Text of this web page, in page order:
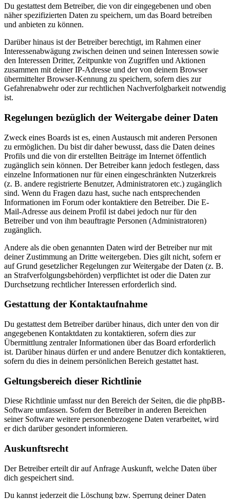
Du gestattest dem Betreiber, die von dir eingegebenen und oben
näher spezifizierten Daten zu speichern, um das Board betreiben
und anbieten zu können.
Darüber hinaus ist der Betreiber berechtigt, im Rahmen einer
Interessenabwägung zwischen deinen und seinen Interessen sowie
den Interessen Dritter, Zeitpunkte von Zugriffen und Aktionen
zusammen mit deiner IP-Adresse und der von deinem Browser
übermittelter Browser-Kennung zu speichern, sofern dies zur
Gefahrenabwehr oder zur rechtlichen Nachverfolgbarkeit notwendig
ist.
Regelungen bezüglich der Weitergabe deiner Daten
Zweck eines Boards ist es, einen Austausch mit anderen Personen
zu ermöglichen. Du bist dir daher bewusst, dass die Daten deines
Profils und die von dir erstellten Beiträge im Internet öffentlich
zugänglich sein können. Der Betreiber kann jedoch festlegen, dass
einzelne Informationen nur für einen eingeschränkten Nutzerkreis
(z. B. andere registrierte Benutzer, Administratoren etc.) zugänglich
sind. Wenn du Fragen dazu hast, suche nach entsprechenden
Informationen im Forum oder kontaktiere den Betreiber. Die E-
Mail-Adresse aus deinem Profil ist dabei jedoch nur für den
Betreiber und von ihm beauftragte Personen (Administratoren)
zugänglich.
Andere als die oben genannten Daten wird der Betreiber nur mit
deiner Zustimmung an Dritte weitergeben. Dies gilt nicht, sofern er
auf Grund gesetzlicher Regelungen zur Weitergabe der Daten (z. B.
an Strafverfolgungsbehörden) verpflichtet ist oder die Daten zur
Durchsetzung rechtlicher Interessen erforderlich sind.
Gestattung der Kontaktaufnahme
Du gestattest dem Betreiber darüber hinaus, dich unter den von dir
angegebenen Kontaktdaten zu kontaktieren, sofern dies zur
Übermittlung zentraler Informationen über das Board erforderlich
ist. Darüber hinaus dürfen er und andere Benutzer dich kontaktieren,
sofern du dies in deinem persönlichen Bereich gestattet hast.
Geltungsbereich dieser Richtlinie
Diese Richtlinie umfasst nur den Bereich der Seiten, die die phpBB-
Software umfassen. Sofern der Betreiber in anderen Bereichen
seiner Software weitere personenbezogene Daten verarbeitet, wird
er dich darüber gesondert informieren.
Auskunftsrecht
Der Betreiber erteilt dir auf Anfrage Auskunft, welche Daten über
dich gespeichert sind.
Du kannst jederzeit die Löschung bzw. Sperrung deiner Daten